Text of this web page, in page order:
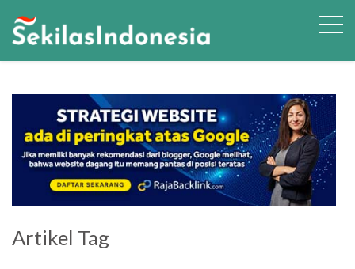
Artikel Tag